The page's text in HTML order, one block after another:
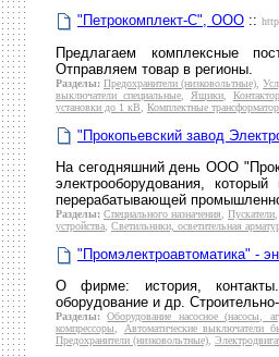
"Петрокомплект-С", ООО ::
Предлагаем комплексные
Отправляем товар в регионы.
Разделы: Предохранители (низковольтные) ,
выключатели специальные, Ящики,
установки до 1 кВ
Комплектные
"Прокопьевский завод
На сегодняшний день ООО
электрооборудования,
перерабатывающей
Разделы: Специального назначения Пускатели
устройства Светильники, осветительная
"Промэлектроавтоматика" -
О фирме: история, контакты.
оборудование и др.
Разделы: Оборудование насосное (насосы,
компрессоры, Автоматические выключатели
Предохранители (низковольтные),